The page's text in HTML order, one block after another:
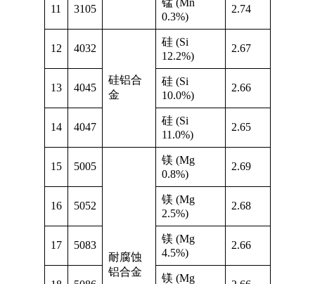
11 3105
0.3%)
2.74
12 4032
硅铝合
金
硅 (Si
12.2%)
2.67
13 4045
硅 (Si
10.0%)
2.66
14 4047
硅 (Si
11.0%)
2.65
15 5005
耐腐蚀
铝合金
镁 (Mg
0.8%)
2.69
16 5052
镁 (Mg
2.5%)
2.68
17 5083
镁 (Mg
4.5%)
2.66
镁 (Mg